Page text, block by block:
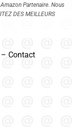
Partenaire. Nous
DES MEILLEURS
– Contact